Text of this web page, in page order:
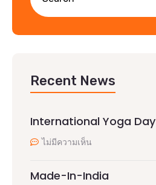
Recent News
International Yoga Day
ไม่มีความเห็น
Made-In-India